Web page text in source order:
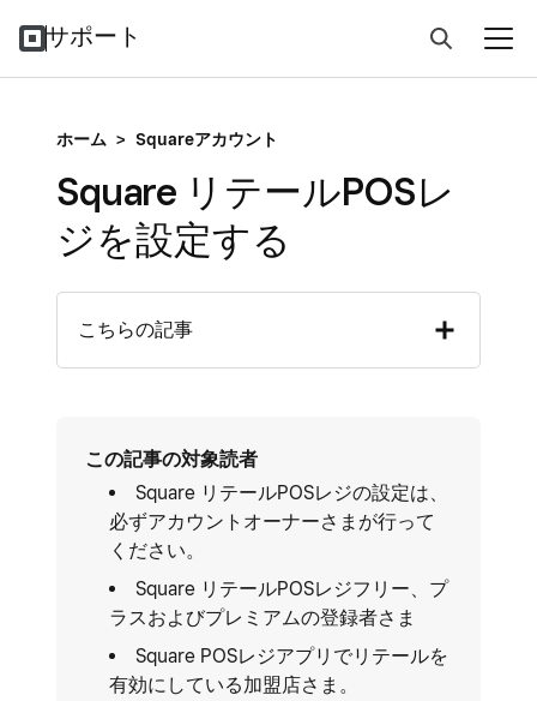
サポート
ホーム > Squareアカウント
Square リテールPOSレ
ジを設定する
こちらの記事
この記事の対象読者
Square リテールPOSレジの設定は、
必ずアカウントオーナーさまが行って
ください。
Square リテールPOSレジフリー、プ
ラスおよびプレミアムの登録者さま
Square POSレジアプリでリテールを
有効にしている加盟店さま。